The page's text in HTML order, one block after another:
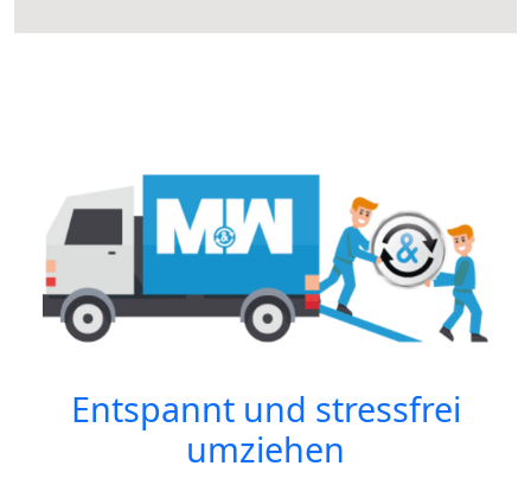
Entspannt und stressfrei
umziehen